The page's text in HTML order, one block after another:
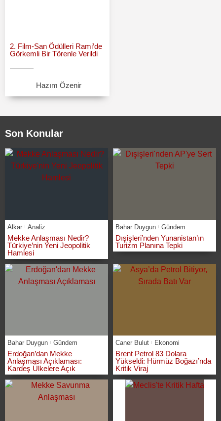
2. Film-San Ödülleri Rami’de
Görkemli Bir Törenle Verildi
Hazım Özenir
Son Konular
Alkar Analiz
Mekke Anlaşması Nedir?
Türkiye’nin Yeni Jeopolitik
Hamlesi
Bahar Duygun Gündem
Dışişleri’nden Yunanistan’ın
Turizm Planına Tepki
Bahar Duygun Gündem
Erdoğan’dan Mekke
Anlaşması Açıklaması:
Kardeş Ülkelere Açık
Caner Bulut Ekonomi
Brent Petrol 83 Dolara
Yükseldi: Hürmüz Boğazı’nda
Kritik Viraj